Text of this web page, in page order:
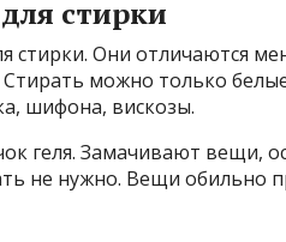
стирки
стирки. Они отличаются
можно только
шифона, вискозы.
геля. Замачивают вещи,
не нужно. Вещи обильно